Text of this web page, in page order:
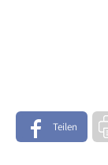
Teilen